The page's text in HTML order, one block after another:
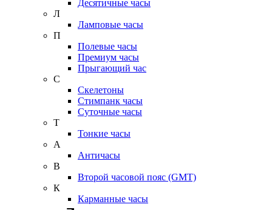
Десятичные часы
Л
Ламповые часы
П
Полевые часы
Премиум часы
Прыгающий час
С
Скелетоны
Стимпанк часы
Суточные часы
Т
Тонкие часы
А
Античасы
В
Второй часовой пояс (GMT)
К
Карманные часы